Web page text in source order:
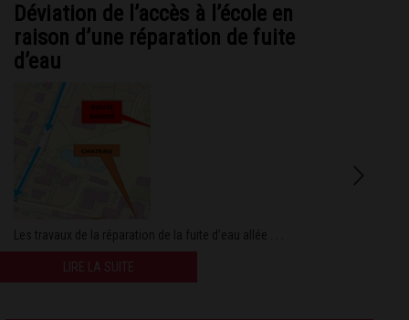
Déviation de l’accès à l’école en
raison d’une réparation de fuite
d’eau
Les travaux de la réparation de la fuite d’eau allée . . .
LIRE LA SUITE